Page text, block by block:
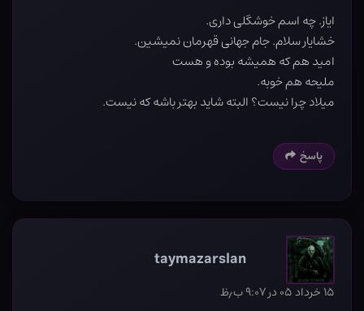
ایاز. چه اسم خوشگلی داری.
خشایار سلام. جام جهانی قهرمان نمیشین.
امید هم که همیشه بوده و هست
ملیحه هم خوبه.
میلاد چرا نیست؟ البته شاید بهتر باشه که نیست.
پاسخ
taymazarslan
۱۵ خرداد ۰۵ در ۹:۰۷ ب٫ظ